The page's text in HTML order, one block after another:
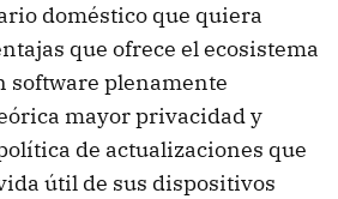
doméstico que quiera
que ofrece el ecosistema
software plenamente
mayor privacidad y
de actualizaciones que
útil de sus dispositivos